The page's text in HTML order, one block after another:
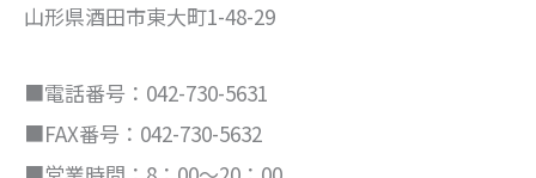
山形県酒田市東大町1-48-29
■電話番号：042-730-5631
■FAX番号：042-730-5632